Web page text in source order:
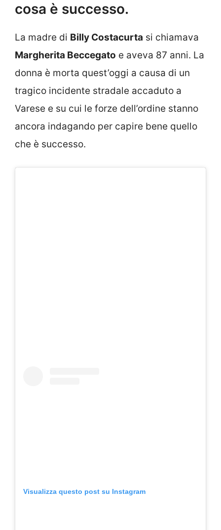
cosa è successo.
La madre di Billy Costacurta si chiamava
Margherita Beccegato e aveva 87 anni. La
donna è morta quest’oggi a causa di un
tragico incidente stradale accaduto a
Varese e su cui le forze dell’ordine stanno
ancora indagando per capire bene quello
che è successo.
Visualizza questo post su Instagram